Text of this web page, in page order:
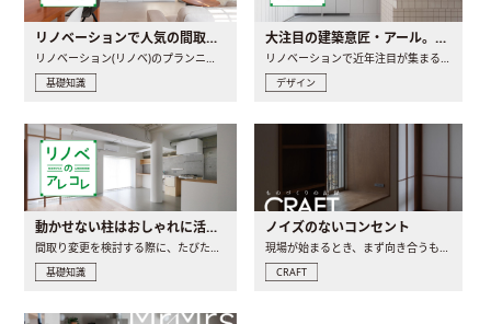
リノベーションで人気の間取りとは？トレンドの間取りと実例を徹底解説
リノベーション(リノベ)のプランニングで一番最初に決めるのは..
基礎知識
大注目の建築意匠・アール。人気の理由と空間に取り入れるポイント
リノベーションで近年注目が集まる建築意匠の一つであるアール..
デザイン
動かせない柱はおしゃれに活用！柱を魅せるリノベーション(リノベ)4選
間取り変更を検討する際に、たびたび皆さんの頭を悩ませる動か..
基礎知識
ノイズのないコンセント
現場が始まるとき、まず向き合うものの一つがコンセントです..
CRAFT